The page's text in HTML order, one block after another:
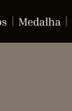
Medalha